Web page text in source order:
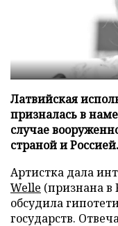
Латвийская
призналась в
случае
страной и Россией.
Артистка дала
Welle (признана в
обсудила
государств.